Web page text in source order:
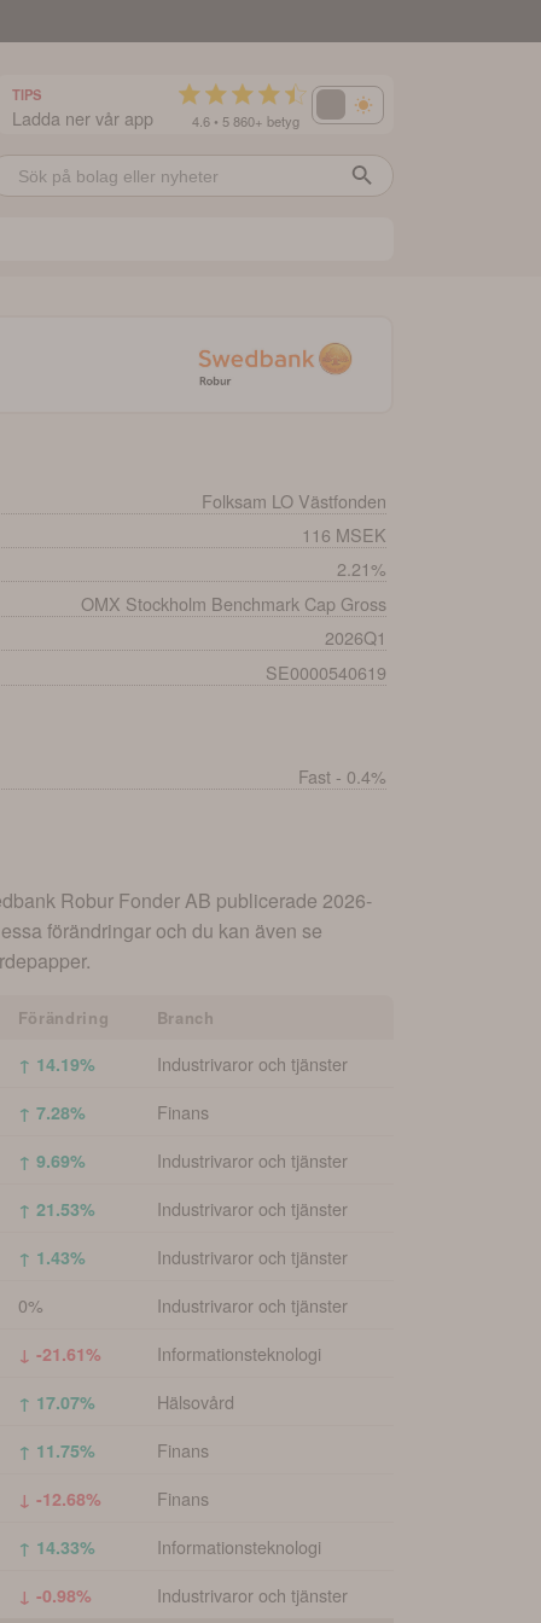
TIPS
Ladda ner vår app 4.6 • 5 860+ betyg
Folksam LO Västfonden
116 MSEK
2.21%
OMX Stockholm Benchmark Cap Gross
2026Q1
SE0000540619
Fast - 0.4%
Robur Fonder AB publicerade 2026-
förändringar och du kan även se
Förändring Branch
↑ 14.19% Industrivaror och tjänster
↑ 7.28% Finans
↑ 9.69% Industrivaror och tjänster
↑ 21.53% Industrivaror och tjänster
↑ 1.43%
Industrivaror och tjänster
0%
Industrivaror och tjänster
↓ -21.61% Informationsteknologi
↑ 17.07% Hälsovård
↑ 11.75% Finans
↓ -12.68% Finans
↑ 14.33% Informationsteknologi
↓ -0.98% Industrivaror och tjänster